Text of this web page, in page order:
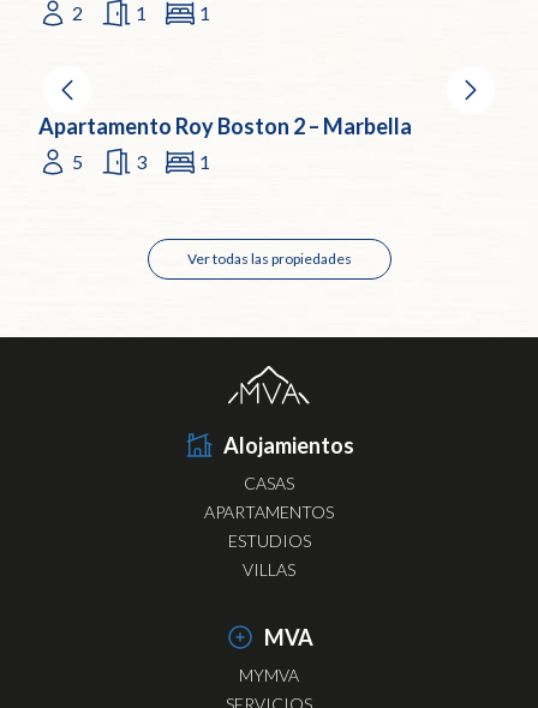
2 1 1
Apartamento Roy Boston 2 – Marbella
5 3 1
Ver todas las propiedades
Alojamientos
CASAS
APARTAMENTOS
ESTUDIOS
VILLAS
MVA
MYMVA
SERVICIOS